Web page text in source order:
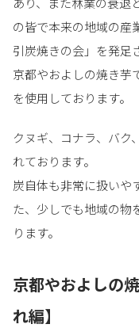
の皆で本来の地域の産
引炭焼きの会」を発足
京都やおよしの焼き芋
を使用しております。
クヌギ、コナラ、バク
れております。
炭自体も非常に扱いや
た、少しでも地域の物
ります。
京都やおよしの
れ編】